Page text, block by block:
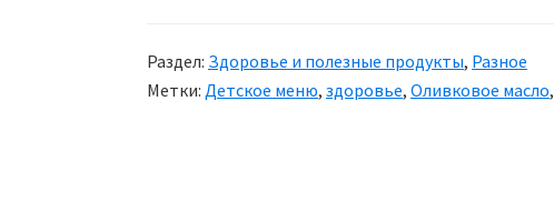
и
его
Раздел: Здоровье и полезные продукты, Разное
Метки: Детское меню, здоровье, Оливковое масло,